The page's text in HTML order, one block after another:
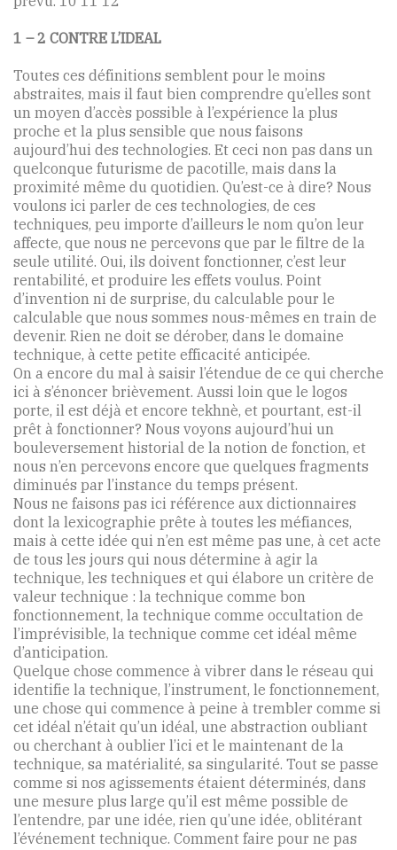
1 – 2 CONTRE L’IDEAL
Toutes ces définitions semblent pour le moins
abstraites, mais il faut bien comprendre qu’elles sont
un moyen d’accès possible à l’expérience la plus
proche et la plus sensible que nous faisons
aujourd’hui des technologies. Et ceci non pas dans un
quelconque futurisme de pacotille, mais dans la
proximité même du quotidien. Qu’est-ce à dire? Nous
voulons ici parler de ces technologies, de ces
techniques, peu importe d’ailleurs le nom qu’on leur
affecte, que nous ne percevons que par le filtre de la
seule utilité. Oui, ils doivent fonctionner, c’est leur
rentabilité, et produire les effets voulus. Point
d’invention ni de surprise, du calculable pour le
calculable que nous sommes nous-mêmes en train de
devenir. Rien ne doit se dérober, dans le domaine
technique, à cette petite efficacité anticipée.
On a encore du mal à saisir l’étendue de ce qui cherche
ici à s’énoncer brièvement. Aussi loin que le logos
porte, il est déjà et encore tekhnè, et pourtant, est-il
prêt à fonctionner? Nous voyons aujourd’hui un
bouleversement historial de la notion de fonction, et
nous n’en percevons encore que quelques fragments
diminués par l’instance du temps présent.
Nous ne faisons pas ici référence aux dictionnaires
dont la lexicographie prête à toutes les méfiances,
mais à cette idée qui n’en est même pas une, à cet acte
de tous les jours qui nous détermine à agir la
technique, les techniques et qui élabore un critère de
valeur technique : la technique comme bon
fonctionnement, la technique comme occultation de
l’imprévisible, la technique comme cet idéal même
d’anticipation.
Quelque chose commence à vibrer dans le réseau qui
identifie la technique, l’instrument, le fonctionnement,
une chose qui commence à peine à trembler comme si
cet idéal n’était qu’un idéal, une abstraction oubliant
ou cherchant à oublier l’ici et le maintenant de la
technique, sa matérialité, sa singularité. Tout se passe
comme si nos agissements étaient déterminés, dans
une mesure plus large qu’il est même possible de
l’entendre, par une idée, rien qu’une idée, oblitérant
l’événement technique. Comment faire pour ne pas